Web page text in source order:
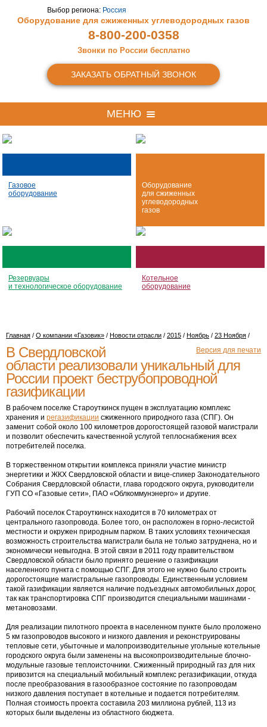
Выбор региона: Россия
Оборудование для сжиженных углеводородных газов
8-800-200-0358
Звонки по России бесплатно
ЗАКАЗАТЬ ОБРАТНЫЙ ЗВОНОК
МЕНЮ
Газовое
оборудование
Оборудование
для сжиженных
углеводородных
газов
Резервуары
и технологическое оборудование
Котельное
оборудование
Главная / О компании «Газовик» / Новости отрасли / 2015 / Ноябрь / 23 Ноября /
Версия для печати
В Свердловской
области реализовали уникальный для
России проект беструбопроводной
газификации
В рабочем поселке Староуткинск пущен в эксплуатацию комплекс
хранения и регазификации сжиженного природного газа (СПГ). Он
заменит собой около 100 километров дорогостоящей газовой магистрали
и позволит обеспечить качественной услугой теплоснабжения всех
потребителей поселка.
В торжественном открытии комплекса приняли участие министр
энергетики и ЖКХ Свердловской области и вице-спикер Законодательного
Собрания Свердловской области, глава городского округа, руководители
ГУП СО «Газовые сети», ПАО «Облкоммунэнерго» и другие.
Рабочий поселок Староуткинск находится в 70 километрах от
центрального газопровода. Более того, он расположен в горно-лесистой
местности и окружен природным парком. В таких условиях техническая
возможность строительства магистрали была не только затруднена, но и
экономически невыгодна. В этой связи в 2011 году правительством
Свердловской области было принято решение о газификации
населенного пункта с помощью СПГ. Для этого не нужно было строить
дорогостоящие магистральные газопроводы. Единственным условием
такой газификации является наличие подъездных автомобильных дорог,
так как транспортировка СПГ производится специальными машинами -
метановозами.
Для реализации пилотного проекта в населенном пункте было проложено
5 км газопроводов высокого и низкого давления и реконструированы
тепловые сети, убыточные и малопроизводительные угольные котельные
городского округа были заменены на высокопроизводительные блочно-
модульные газовые теплоисточники. Сжиженный природный газ для них
привозится на специальный мобильный комплекс регазификации, откуда
после преобразования в газообразное состояние по газопроводам
низкого давления поступает в котельные и подается потребителям.
Полная стоимость проекта составила 203 миллиона рублей, 113 из
которых были выделены из областного бюджета.